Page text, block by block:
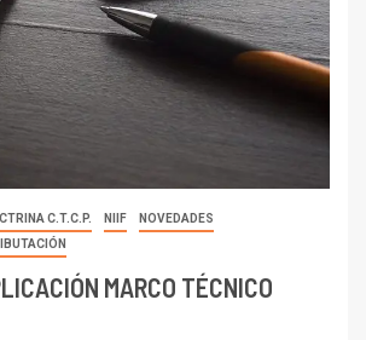
C.T.C.P. NIIF
NOVEDADES
MARCO TÉCNICO